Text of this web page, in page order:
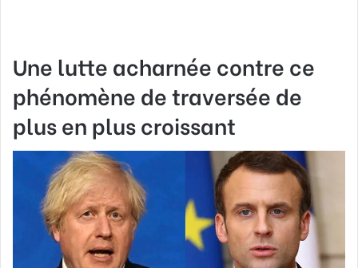
Une lutte acharnée contre ce
phénomène de traversée de
plus en plus croissant